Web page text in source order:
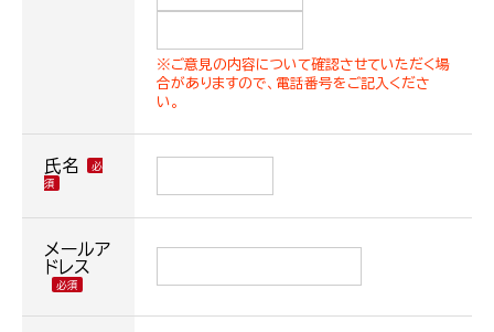
※ご意見の内容について確認させていただく場
合がありますので、電話番号をご記入くださ
い。
氏名
メールア
ドレス